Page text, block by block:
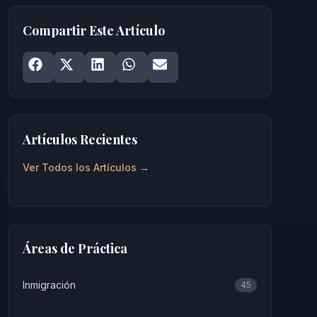
Compartir Este Artículo
Share onFacebook
Share onX
Share onLinkedIn
Share onWhatsApp
Share on
Artículos Recientes
Ver Todos los Artículos →
Áreas de Práctica
Inmigración 45